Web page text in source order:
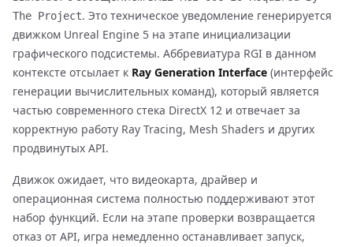
The Project. Это техническое уведомление генерируется
движком Unreal Engine 5 на этапе инициализации
графического подсистемы. Аббревиатура RGI в данном
контексте отсылает к Ray Generation Interface (интерфейс
генерации вычислительных команд), который является
частью современного стека DirectX 12 и отвечает за
корректную работу Ray Tracing, Mesh Shaders и других
продвинутых API.
Движок ожидает, что видеокарта, драйвер и
операционная система полностью поддерживают этот
набор функций. Если на этапе проверки возвращается
отказ от API, игра немедленно останавливает запуск,